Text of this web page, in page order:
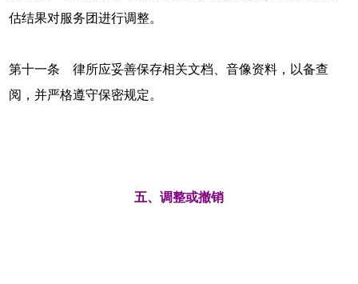
估结果对服务团进行调整。
第十一条 律所应妥善保存相关文档、音像资料，以备查
阅，并严格遵守保密规定。
五、调整或撤销